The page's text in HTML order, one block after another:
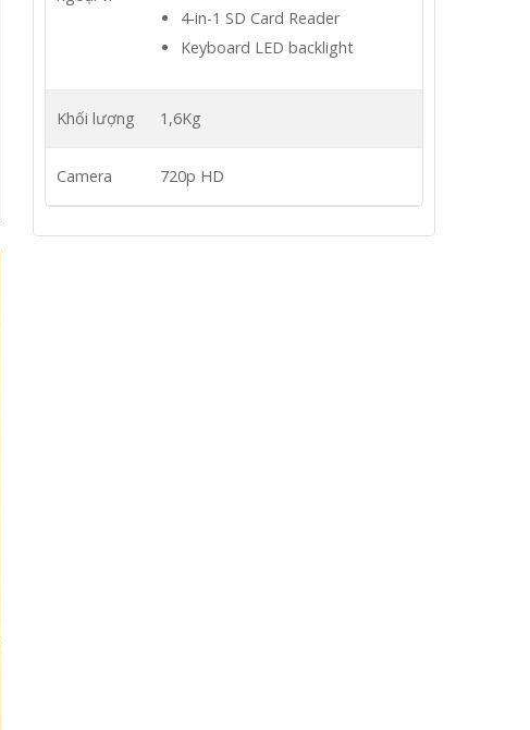
4-in-1 SD Card Reader
Keyboard LED backlight
Khối lượng 1,6Kg
Camera 720p HD